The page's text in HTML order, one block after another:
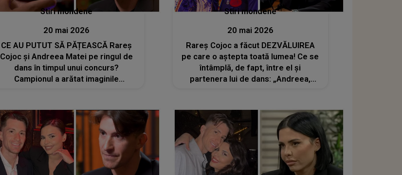
Stiri mondene
20 mai 2026
CE AU PUTUT SĂ PĂȚEASCĂ Rareș
Cojoc și Andreea Matei pe ringul de
dans în timpul unui concurs?
Campionul a arătat imaginile
Stiri mondene
20 mai 2026
Rareș Cojoc a făcut DEZVĂLUIREA
pe care o aștepta toată lumea! Ce se
întâmplă, de fapt, între el și
partenera lui de dans: „Andreea,